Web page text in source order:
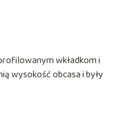
wkładkom i
wysokość obcasa i były